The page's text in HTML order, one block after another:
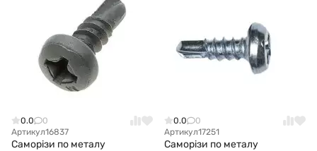
0.0
0
Артикул16837
Саморізи по металу
0.0
0
Артикул17251
Саморізи по металу